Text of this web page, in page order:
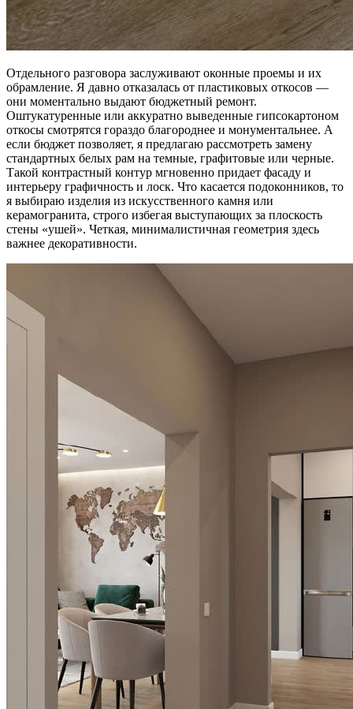
Отдельного разговора заслуживают оконные проемы и их
обрамление. Я давно отказалась от пластиковых откосов —
они моментально выдают бюджетный ремонт.
Оштукатуренные или аккуратно выведенные гипсокартоном
откосы смотрятся гораздо благороднее и монументальнее. А
если бюджет позволяет, я предлагаю рассмотреть замену
стандартных белых рам на темные, графитовые или черные.
Такой контрастный контур мгновенно придает фасаду и
интерьеру графичность и лоск. Что касается подоконников, то
я выбираю изделия из искусственного камня или
керамогранита, строго избегая выступающих за плоскость
стены «ушей». Четкая, минималистичная геометрия здесь
важнее декоративности.